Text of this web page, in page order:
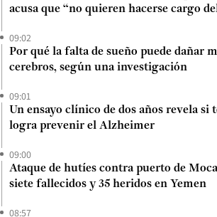
acusa que “no quieren hacerse cargo
09:02
Por qué la falta de sueño puede dañar
cerebros, según una investigación
09:01
Un ensayo clínico de dos años revela si
logra prevenir el Alzheimer
09:00
Ataque de hutíes contra puerto de
siete fallecidos y 35 heridos en Yemen
08:57